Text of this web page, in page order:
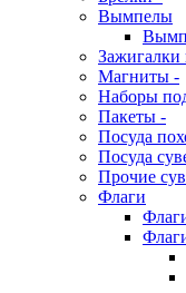
Вымпелы
Зажигалки
Магниты -
Наборы
Пакеты -
Посуда
Посуда
Прочие
Флаги